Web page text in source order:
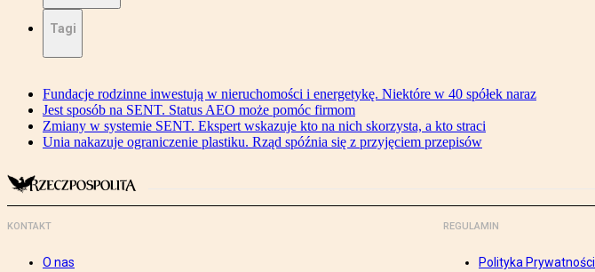
Tagi
Fundacje rodzinne inwestują w nieruchomości i energetykę. Niektóre w 40 spółek naraz
Jest sposób na SENT. Status AEO może pomóc firmom
Zmiany w systemie SENT. Ekspert wskazuje kto na nich skorzysta, a kto straci
Unia nakazuje ograniczenie plastiku. Rząd spóźnia się z przyjęciem przepisów
KONTAKT
O nas
REGULAMIN
Polityka Prywatności